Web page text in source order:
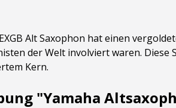
EXGB Alt Saxophon hat einen
der Welt involviert waren.
Kern.
"Yamaha